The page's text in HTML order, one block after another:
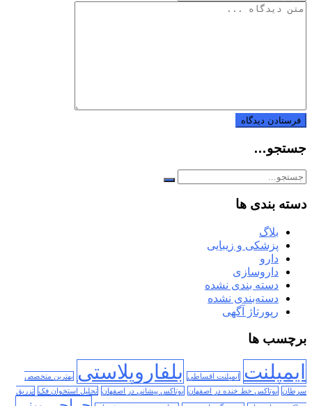
جستجو…
دسته بندی ها
بلاگ
پزشکی و زیبایی
دارو
داروسازی
دسته بندی نشده
دسته‌بندی نشده
رپورتاژ آگهی
برچسب ها
ایمپلنت ایمپلنت اقساطی بلفاروپلاستی
بهترین متخصص
سرطان بوتاکس خط خنده در اصفهان بوتاکس پیشانی در اصفهان تحلیل استخوان فک تزریق